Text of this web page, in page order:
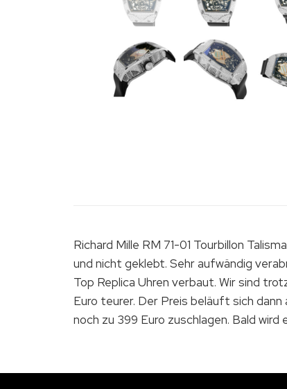
Richard Mille RM 71-01 Tourbillon
und nicht geklebt. Sehr aufwändig
Top Replica Uhren verbaut. Wir sind
Euro teurer. Der Preis beläuft sich
noch zu 399 Euro zuschlagen. Bald wird